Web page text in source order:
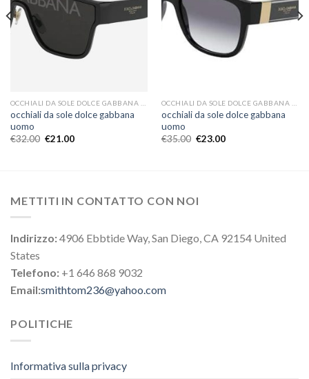
occhiali da sole dolce gabbana
uomo
€32.00 €21.00
occhiali da sole dolce gabbana
uomo
€35.00 €23.00
METTITI IN CONTATTO CON NOI
Indirizzo:4906 Ebbtide Way, San Diego, CA 92154 United
States
Telefono: +1 646 868 9032
Email:smithtom236@yahoo.com
POLITICHE
Informativa sulla privacy